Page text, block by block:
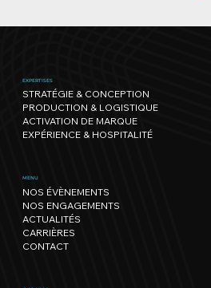
aussi : notre
événementiel
EXPERTISES
STRATÉGIE & CONCEPTION
PRODUCTION & LOGISTIQUE
ACTIVATION DE MARQUE
EXPÉRIENCE & HOSPITALITÉ
MENU
NOS ÉVÈNEMENTS
NOS ENGAGEMENTS
ACTUALITÉS
CARRIÈRES
CONTACT